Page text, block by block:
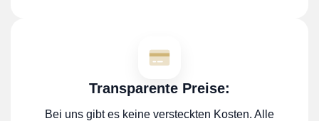
Transparente Preise:
Bei uns gibt es keine versteckten Kosten. Alle